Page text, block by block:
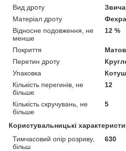
Вид дроту
Матеріал дроту
Відносне подовження, не
менше
12 %
Покриття
Перетин дроту
Упаковка
Кількість перегинів, не
більше
12
Кількість скручувань, не
більше
5
Користувальницькі
Тимчасовий опір розриву,
більш
630